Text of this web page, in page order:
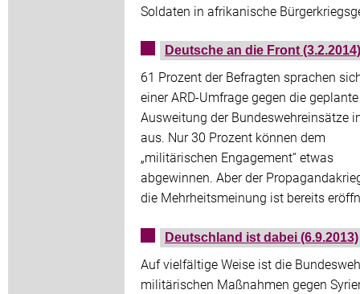
Soldaten in afrikanische
Deutsche an die Front (3.2.2014)
61 Prozent der Befragten sprachen
einer ARD-Umfrage gegen die geplante
Ausweitung der Bundeswehreinsätze
aus. Nur 30 Prozent können dem
„militärischen Engagement“ etwas
abgewinnen. Aber der
die Mehrheitsmeinung ist bereits
Deutschland ist dabei (6.9.2013)
Auf vielfältige Weise ist die
militärischen Maßnahmen gegen